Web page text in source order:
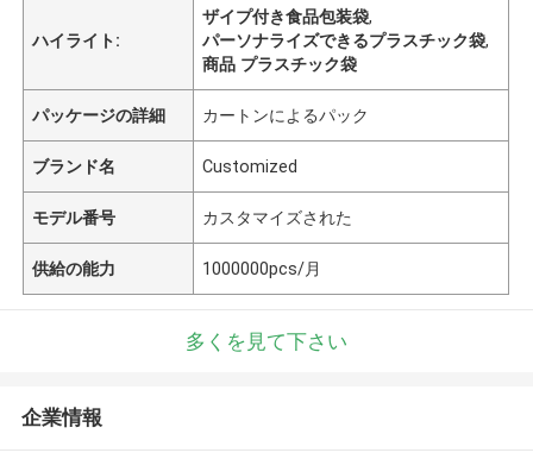
ハイライト:
ザイプ付き食品包装袋,
パーソナライズできるプラスチック袋,
商品 プラスチック袋
パッケージの詳細 カートンによるパック
ブランド名 Customized
モデル番号 カスタマイズされた
供給の能力 1000000pcs/月
多くを見て下さい
企業情報